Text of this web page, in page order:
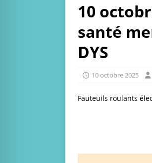
10
santé
DYS
10 octobre 2025
Fauteuils roulants